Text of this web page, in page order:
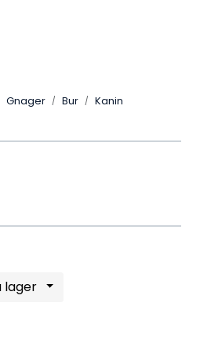
Gnager Bur Kanin
lager